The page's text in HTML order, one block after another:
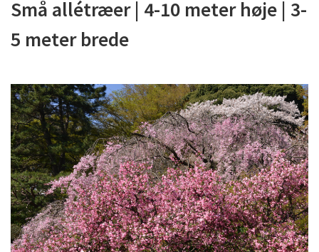
Små allétræer | 4-10 meter høje | 3-
5 meter brede